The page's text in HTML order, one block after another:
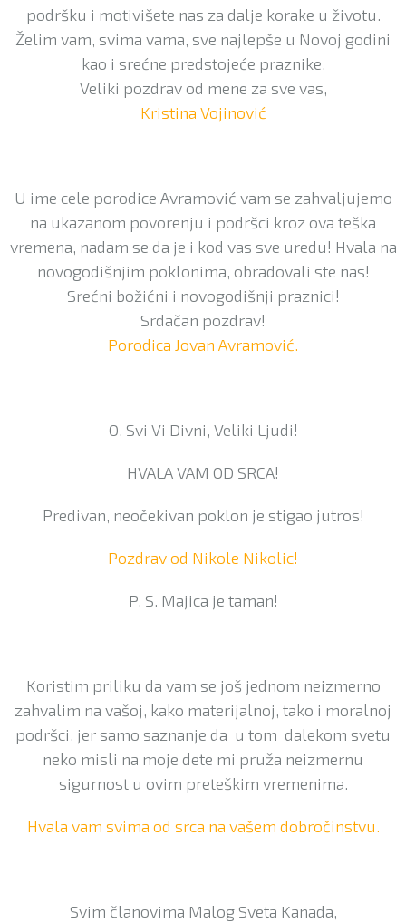
podršku i motivišete nas za dalje korake u životu.
Želim vam, svima vama, sve najlepše u Novoj godini
kao i srećne predstojeće praznike.
Veliki pozdrav od mene za sve vas,
Kristina Vojinović
U ime cele porodice Avramović vam se zahvaljujemo
na ukazanom povorenju i podršci kroz ova teška
vremena, nadam se da je i kod vas sve uredu! Hvala na
novogodišnjim poklonima, obradovali ste nas!
Srećni božićni i novogodišnji praznici!
Srdačan pozdrav!
Porodica Jovan Avramović.
O, Svi Vi Divni, Veliki Ljudi!
HVALA VAM OD SRCA!
Predivan, neočekivan poklon je stigao jutros!
Pozdrav od Nikole Nikolic!
P. S. Majica je taman!
Koristim priliku da vam se još jednom neizmerno
zahvalim na vašoj, kako materijalnoj, tako i moralnoj
podršci, jer samo saznanje da u tom dalekom svetu
neko misli na moje dete mi pruža neizmernu
sigurnost u ovim preteškim vremenima.
Hvala vam svima od srca na vašem dobročinstvu.
Svim članovima Malog Sveta Kanada,